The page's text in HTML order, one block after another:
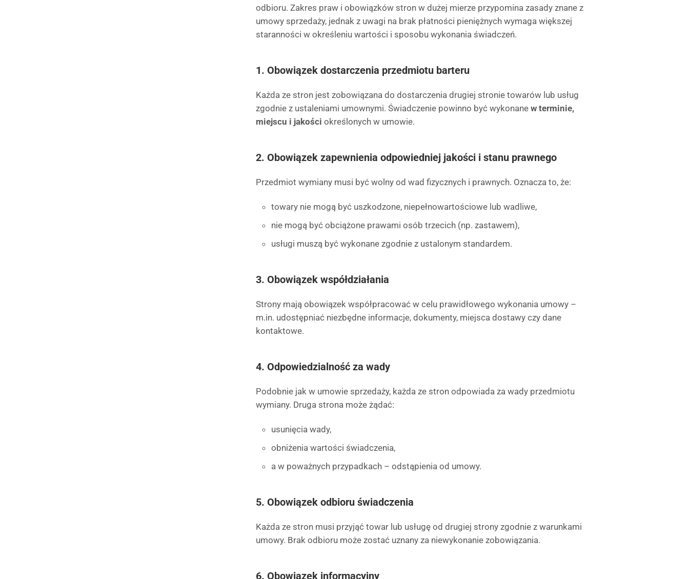
odbioru. Zakres praw i obowiązków stron w dużej mierze przypomina zasady znane z
umowy sprzedaży, jednak z uwagi na brak płatności pieniężnych wymaga większej
staranności w określeniu wartości i sposobu wykonania świadczeń.
1. Obowiązek dostarczenia przedmiotu barteru
Każda ze stron jest zobowiązana do dostarczenia drugiej stronie towarów lub usług
zgodnie z ustaleniami umownymi. Świadczenie powinno być wykonane w terminie,
miejscu i jakości określonych w umowie.
2. Obowiązek zapewnienia odpowiedniej jakości i stanu prawnego
Przedmiot wymiany musi być wolny od wad fizycznych i prawnych. Oznacza to, że:
towary nie mogą być uszkodzone, niepełnowartościowe lub wadliwe,
nie mogą być obciążone prawami osób trzecich (np. zastawem),
usługi muszą być wykonane zgodnie z ustalonym standardem.
3. Obowiązek współdziałania
Strony mają obowiązek współpracować w celu prawidłowego wykonania umowy –
m.in. udostępniać niezbędne informacje, dokumenty, miejsca dostawy czy dane
kontaktowe.
4. Odpowiedzialność za wady
Podobnie jak w umowie sprzedaży, każda ze stron odpowiada za wady przedmiotu
wymiany. Druga strona może żądać:
usunięcia wady,
obniżenia wartości świadczenia,
a w poważnych przypadkach – odstąpienia od umowy.
5. Obowiązek odbioru świadczenia
Każda ze stron musi przyjąć towar lub usługę od drugiej strony zgodnie z warunkami
umowy. Brak odbioru może zostać uznany za niewykonanie zobowiązania.
6. Obowiązek informacyjny